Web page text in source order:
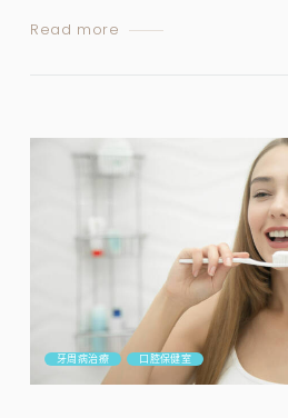
Read more
牙周病治療 口腔保健室